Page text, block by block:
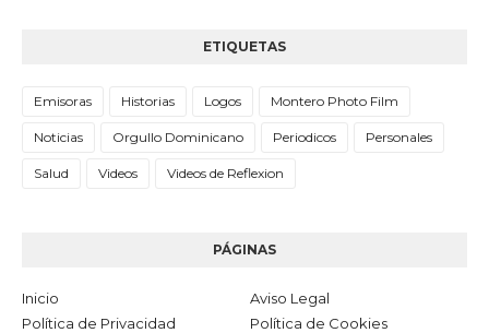
ETIQUETAS
Emisoras Historias Logos Montero Photo Film
Noticias Orgullo Dominicano Periodicos Personales
Salud Videos Videos de Reflexion
PÁGINAS
Inicio
Aviso Legal
Política de Privacidad
Política de Cookies